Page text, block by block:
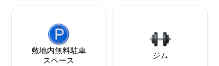
敷地内無料駐⁠車
ス⁠ペ⁠ー⁠ス
ジム